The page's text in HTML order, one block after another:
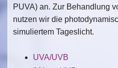
PUVA) an. Zur Behandlung
nutzen wir die
simuliertem Tageslicht.
UVA/UVB